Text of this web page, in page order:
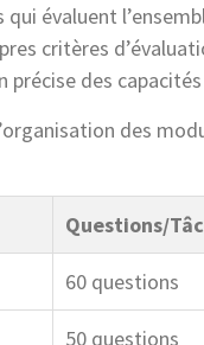
évaluent
critères
des
des
Questions/
60 questions
50 questions